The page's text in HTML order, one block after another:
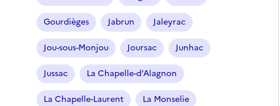
Gourdièges Jabrun Jaleyrac
Jou-sous-Monjou Joursac Junhac
Jussac La Chapelle-d’Alagnon
La Chapelle-Laurent La Monselie